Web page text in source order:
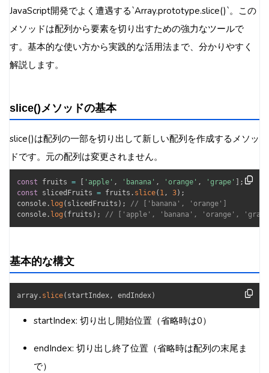
JavaScript開発でよく遭遇する`Array.prototype.slice()`。この
メソッドは配列から要素を切り出すための強力なツールで
す。基本的な使い方から実践的な活用法まで、分かりやすく
解説します。
slice()メソッドの基本
slice()は配列の一部を切り出して新しい配列を作成するメソッ
ドです。元の配列は変更されません。
const fruits = 'apple' , 'banana' , 'orange' , 'grape'
;
const slicedFruits = fruits . slice( 1, 3) ;
console . log ( slicedFruits ) ;
// ['banana', 'orange']
console . log ( fruits ) ; // ['apple', 'banana', 'orange',
基本的な構文
array . slice( startIndex, endIndex)
startIndex: 切り出し開始位置（省略時は0）
endIndex: 切り出し終了位置（省略時は配列の末尾ま
で）